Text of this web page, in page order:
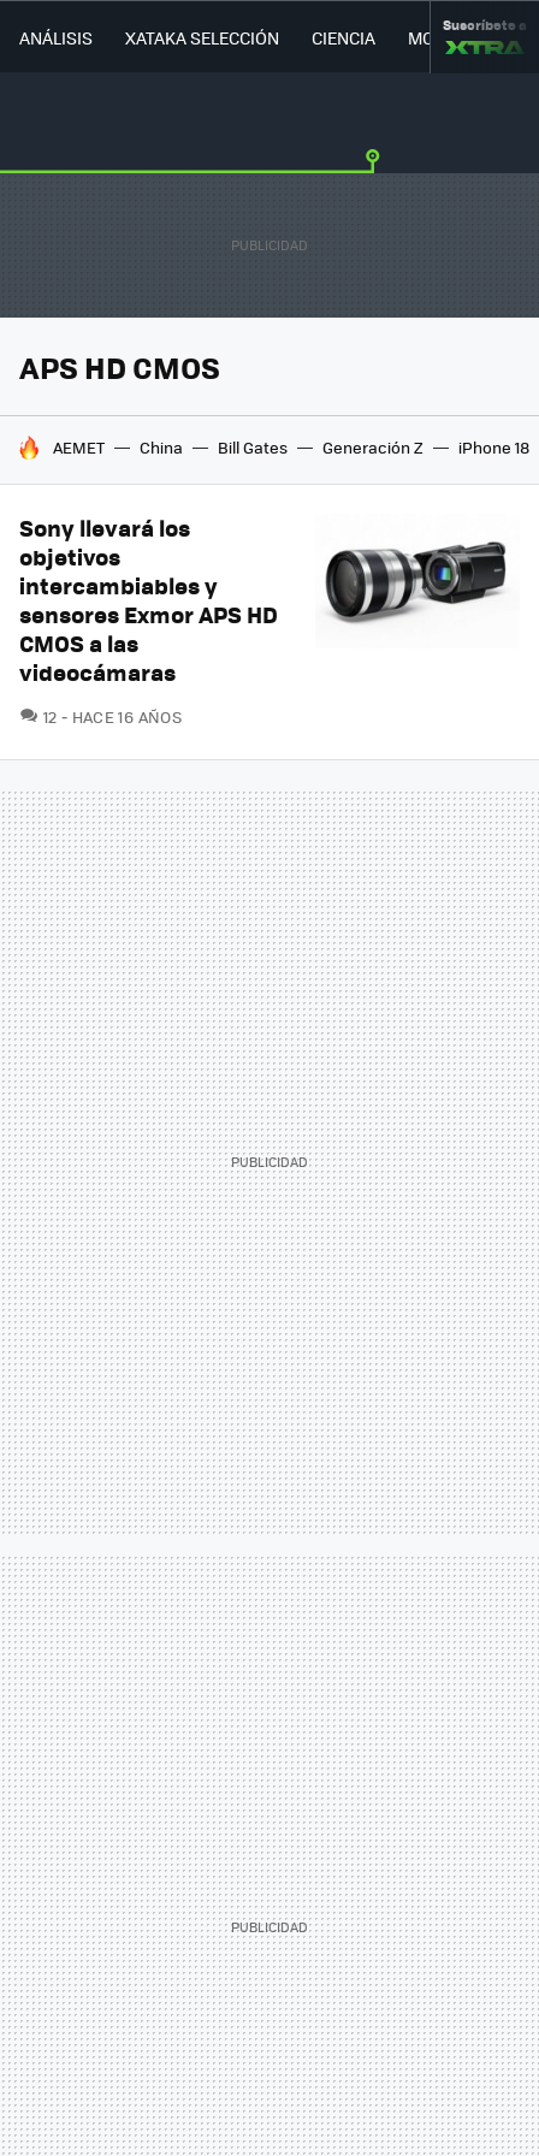
ANÁLISIS XATAKA SELECCIÓN CIENCIA MOVILIDAD
Suscríbete a
APS HD CMOS
HOY SE HABLA DE
AEMET China Bill Gates Generación Z iPhone 18
Sony llevará los
objetivos
intercambiables y
sensores Exmor APS HD
CMOS a las
videocámaras
12 COMENTARIOS
HACE 16 AÑOS